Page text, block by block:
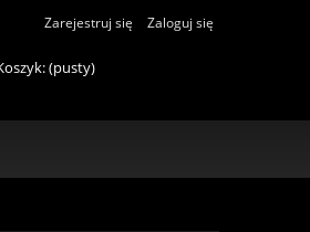
Zarejestruj się Zaloguj się
(pusty)